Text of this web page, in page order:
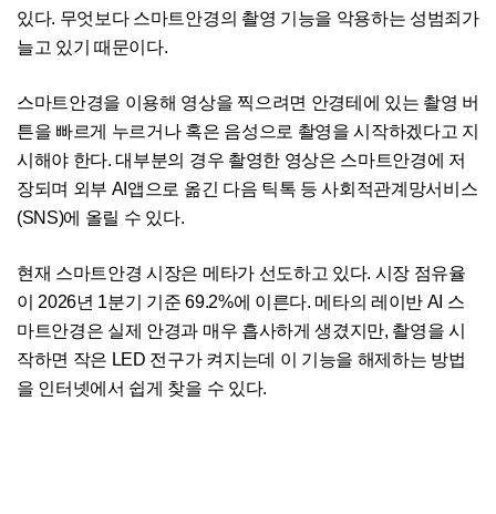
있다. 무엇보다 스마트안경의 촬영 기능을 악용하는 성범죄가
늘고 있기 때문이다.
스마트안경을 이용해 영상을 찍으려면 안경테에 있는 촬영 버
튼을 빠르게 누르거나 혹은 음성으로 촬영을 시작하겠다고 지
시해야 한다. 대부분의 경우 촬영한 영상은 스마트안경에 저
장되며 외부 AI앱으로 옮긴 다음 틱톡 등 사회적관계망서비스
(SNS)에 올릴 수 있다.
현재 스마트안경 시장은 메타가 선도하고 있다. 시장 점유율
이 2026년 1분기 기준 69.2%에 이른다. 메타의 레이반 AI 스
마트안경은 실제 안경과 매우 흡사하게 생겼지만, 촬영을 시
작하면 작은 LED 전구가 켜지는데 이 기능을 해제하는 방법
을 인터넷에서 쉽게 찾을 수 있다.